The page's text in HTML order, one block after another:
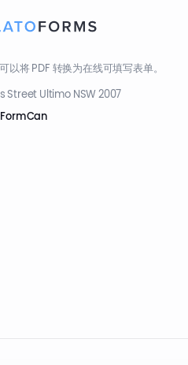
以将 PDF 转换为在线可填写表单。
Street Ultimo NSW 2007
FormCan